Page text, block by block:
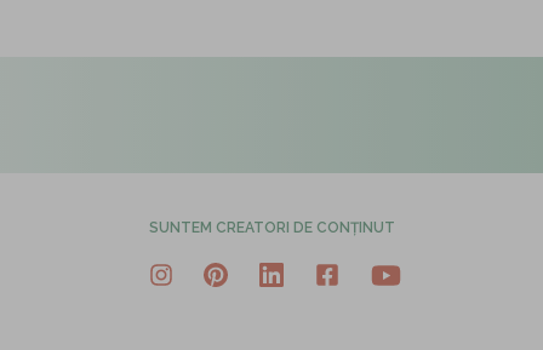
SUNTEM CREATORI DE CONȚINUT